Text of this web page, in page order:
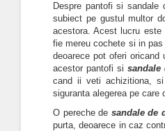
Despre pantofi si
subiect pe gustul multor
acestora. Acest lucru
fie mereu cochete si in
deoarece pot oferi
acestor pantofi si sandale
cand ii veti achizitiona,
siguranta alegerea pe
O pereche de sandale de
purta, deoarece in caz